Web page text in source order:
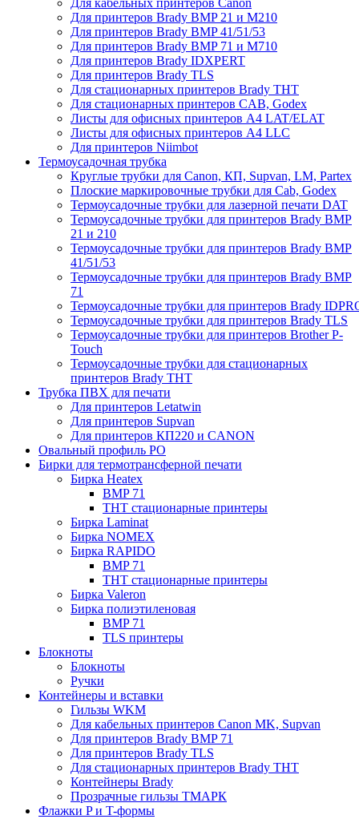
Для кабельных принтеров Canon
Для принтеров Brady BMP 21 и M210
Для принтеров Brady BMP 41/51/53
Для принтеров Brady BMP 71 и M710
Для принтеров Brady IDXPERT
Для принтеров Brady TLS
Для стационарных принтеров Brady THT
Для стационарных принтеров CAB, Godex
Листы для офисных принтеров А4 LAT/ELAT
Листы для офисных принтеров А4 LLC
Для принтеров Niimbot
Термоусадочная трубка
Круглые трубки для Canon, КП, Supvan, LM, Partex
Плоские маркировочные трубки для Cab, Godex
Термоусадочные трубки для лазерной печати DAT
Термоусадочные трубки для принтеров Brady BMP
21 и 210
Термоусадочные трубки для принтеров Brady BMP
41/51/53
Термоусадочные трубки для принтеров Brady BMP
71
Термоусадочные трубки для принтеров Brady
Термоусадочные трубки для принтеров Brady TLS
Термоусадочные трубки для принтеров Brother P-
Touch
Термоусадочные трубки для стационарных
принтеров Brady THT
Трубка ПВХ для печати
Для принтеров Letatwin
Для принтеров Supvan
Для принтеров КП220 и CANON
Овальный профиль PO
Бирки для термотрансферной печати
Бирка Heatex
BMP 71
THT стационарные принтеры
Бирка Laminat
Бирка NOMEX
Бирка RAPIDO
BMP 71
THT стационарные принтеры
Бирка Valeron
Бирка полиэтиленовая
BMP 71
TLS принтеры
Блокноты
Блокноты
Ручки
Контейнеры и вставки
Гильзы WKM
Для кабельных принтеров Canon MK, Supvan
Для принтеров Brady BMP 71
Для принтеров Brady TLS
Для стационарных принтеров Brady THT
Контейнеры Brady
Прозрачные гильзы ТМАРК
Флажки P и T-формы